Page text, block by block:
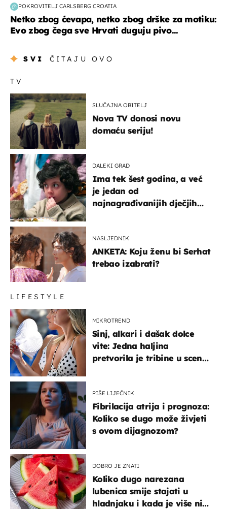
POKROVITELJ CARLSBERG CROATIA
Netko zbog ćevapa, netko zbog drške za motiku:
Evo zbog čega sve Hrvati duguju pivo...
SVI ČITAJU OVO
TV
SLUČAJNA OBITELJ
Nova TV donosi novu
domaću seriju!
DALEKI GRAD
Ima tek šest godina, a već
je jedan od
najnagrađivanijih dječjih
NASLJEDNIK
ANKETA: Koju ženu bi Serhat
trebao izabrati?
LIFESTYLE
MIKROTREND
Sinj, alkari i dašak dolce
vite: Jedna haljina
pretvorila je tribine u scenu
PIŠE LIJEČNIK
Fibrilacija atrija i prognoza:
Koliko se dugo može živjeti
s ovom dijagnozom?
DOBRO JE ZNATI
Koliko dugo narezana
lubenica smije stajati u
hladnjaku i kada je više nije